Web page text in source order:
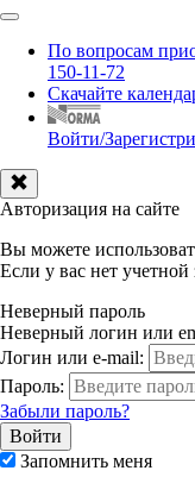
По вопросам
150-11-72
Скачайте
Войти/
Авторизация на сайте
Вы можете
Если у вас нет учетной
Неверный пароль
Неверный логин или
Логин или e-mail:
Пароль:
Забыли пароль?
Запомнить меня